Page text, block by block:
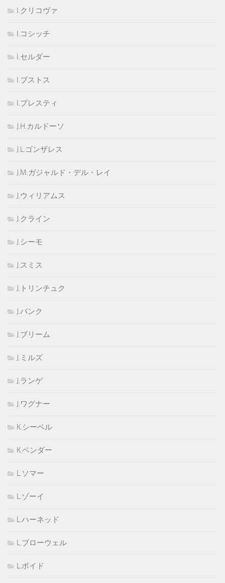
I.クリコヴァ
I.コシッチ
I.セルダー
I.ブストス
I.プレスティ
J.H.カルドーソ
J.L.ゴンザレス
J.M.ガジャルド・デル・レイ
J.ウィリアムス
J.クライン
J.シーモ
J.スミス
J.トリンチュク
J.バンク
J.ブリーム
J.ミルズ
J.ランゲ
J.ワグナー
K.シーベル
K.ベンダー
L.ソマー
L.ゾーイ
L.ハーネッド
L.ブローウェル
L.ボイド